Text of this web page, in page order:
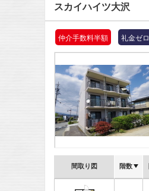
スカイハイツ大沢
仲介手数料半額 礼金ゼロ
間取り図 階数